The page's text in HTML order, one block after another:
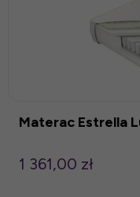
Materac Estrella
1 361,00 zł